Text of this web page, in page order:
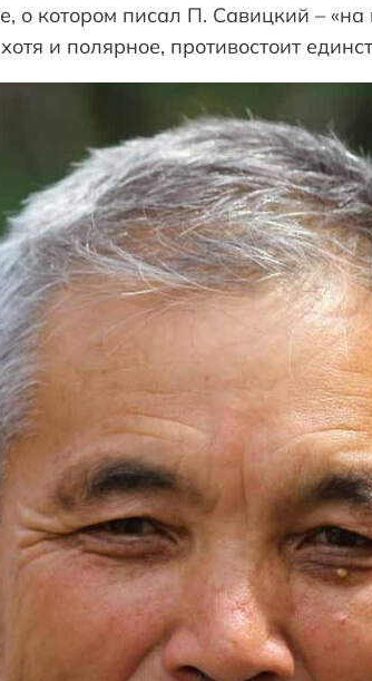
о котором писал П. Савицкий –
и полярное, противостоит